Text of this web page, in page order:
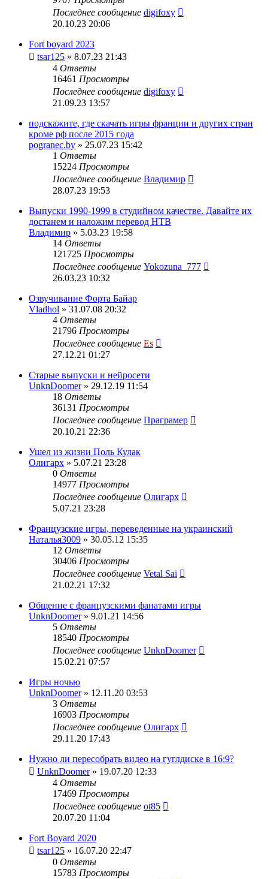
Последнее сообщение digifoxy
20.10.23 20:06
Fort boyard 2023
tsar125 » 8.07.23 21:43
4 Ответы
16461 Просмотры
Последнее сообщение digifoxy
21.09.23 13:57
подскажите, где скачать игры франции и других стран
кроме рф после 2015 года
pogranec.by » 25.07.23 15:42
1 Ответы
15224 Просмотры
Последнее сообщение Владимир
28.07.23 19:53
Выпуски 1990-1999 в студийном качестве. Давайте их
достанем и наложим перевод НТВ
Владимир » 5.03.23 19:58
14 Ответы
121725 Просмотры
Последнее сообщение Yokozuna_777
26.03.23 10:32
Озвучивание Форта Байар
Vladhol » 31.07.08 20:32
4 Ответы
21796 Просмотры
Последнее сообщение Es
27.12.21 01:27
Старые выпуски и нейросети
UnknDoomer» 29.12.19 11:54
18 Ответы
36131 Просмотры
Последнее сообщение Праграмер
20.10.21 22:36
Ушел из жизни Поль Кулак
Олигарх » 5.07.21 23:28
0 Ответы
14977 Просмотры
Последнее сообщение Олигарх
5.07.21 23:28
Французские игры, переведенные на украинский
Наталья3009 » 30.05.12 15:35
12 Ответы
30406 Просмотры
Последнее сообщение Vetal Sai
21.02.21 17:32
Общение с французскими фанатами игры
UnknDoomer» 9.01.21 14:56
5 Ответы
18540 Просмотры
Последнее сообщение UnknDoomer
15.02.21 07:57
Игры ночью
UnknDoomer» 12.11.20 03:53
3 Ответы
16903 Просмотры
Последнее сообщение Олигарх
29.11.20 17:43
Нужно ли пересобрать видео на гуглдиске в 16:9?
UnknDoomer» 19.07.20 12:33
4 Ответы
17469 Просмотры
Последнее сообщение ot85
20.07.20 11:04
Fort Boyard 2020
tsar125 » 16.07.20 22:47
0 Ответы
15783 Просмотры